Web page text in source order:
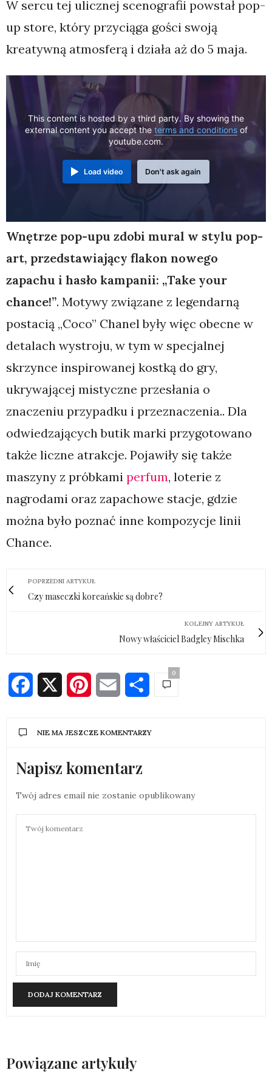
W sercu tej ulicznej scenografii powstał pop-
up store, który przyciąga gości swoją
kreatywną atmosferą i działa aż do 5 maja.
This content is hosted by a third party. By showing the
external content you accept the terms and conditionsof
youtube.com.
Load video Don't ask again
Wnętrze pop-upu zdobi mural w stylu pop-
art, przedstawiający flakon nowego
zapachu i hasło kampanii: „Take your
chance!”. Motywy związane z legendarną
postacią „Coco” Chanel były więc obecne w
detalach wystroju, w tym w specjalnej
skrzynce inspirowanej kostką do gry,
ukrywającej mistyczne przesłania o
znaczeniu przypadku i przeznaczenia.. Dla
odwiedzających butik marki przygotowano
także liczne atrakcje. Pojawiły się także
maszyny z próbkami perfum, loterie z
nagrodami oraz zapachowe stacje, gdzie
można było poznać inne kompozycje linii
Chance.
POPRZEDNI ARTYKUŁ
Czy maseczki koreańskie są dobre?
KOLEJNY ARTYKUŁ
Nowy właściciel Badgley Mischka
Facebook PinterestEmail Share
0
NIE MA JESZCZE KOMENTARZY
Napisz komentarz
Twój adres email nie zostanie opublikowany
Powiązane artykuły